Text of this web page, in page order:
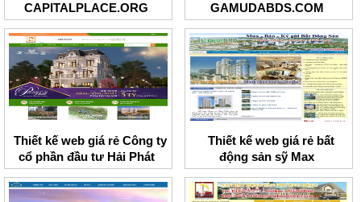
CAPITALPLACE.ORG
GAMUDABDS.COM
Thiết kế web giá rẻ Công ty
cổ phần đầu tư Hải Phát
Thiết kế web giá rẻ bất
động sản sỹ Max